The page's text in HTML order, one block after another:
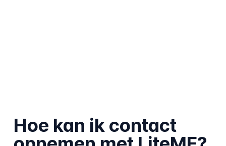
Hoe kan ik contact